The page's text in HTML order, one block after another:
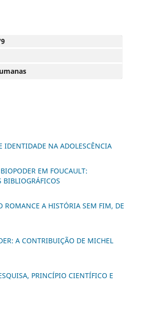
IDENTIDADE NA ADOLESCÊNCIA
EM FOUCAULT:
ROMANCE A HISTÓRIA SEM FIM, DE
A CONTRIBUIÇÃO DE MICHEL
PRINCÍPIO CIENTÍFICO E